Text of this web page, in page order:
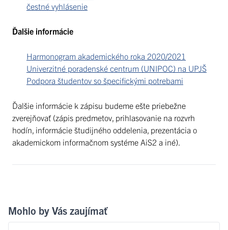
čestné vyhlásenie
Ďalšie informácie
Harmonogram akademického roka 2020/2021
Univerzitné poradenské centrum (UNIPOC) na UPJŠ
Podpora študentov so špecifickými potrebami
Ďalšie informácie k zápisu budeme ešte priebežne
zverejňovať (zápis predmetov, prihlasovanie na rozvrh
hodín, informácie študijného oddelenia, prezentácia o
akademickom informačnom systéme AiS2 a iné).
Mohlo by Vás zaujímať